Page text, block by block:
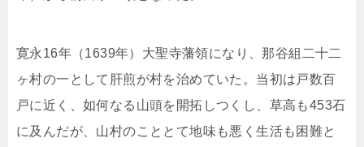
寛永16年（1639年）大聖寺藩領になり、那谷組二十二
ヶ村の一として肝煎が村を治めていた。当初は戸数百
戸に近く、如何なる山頭を開拓しつくし、草高も453石
に及んだが、山村のこととて地味も悪く生活も困難と